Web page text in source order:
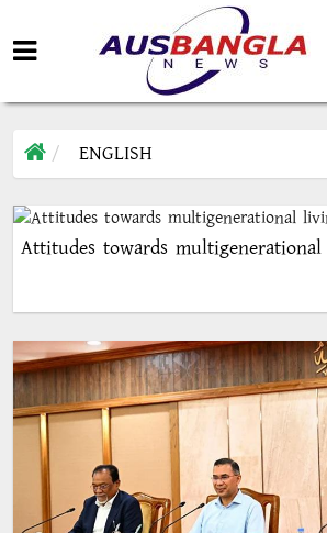
ENGLISH
Attitudes towards